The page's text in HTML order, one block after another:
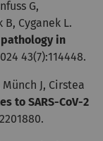
G,
Cyganek L.
in
43(7):114448.
J, Cirstea
to SARS-CoV-2